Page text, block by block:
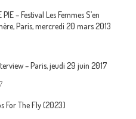
– Festival Les Femmes S’en
Paris, mercredi 20 mars 2013
– Paris, jeudi 29 juin 2017
For The Fly (2023)